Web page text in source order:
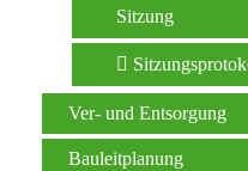
Sitzung
Ver- und Entsorgung
Bauleitplanung